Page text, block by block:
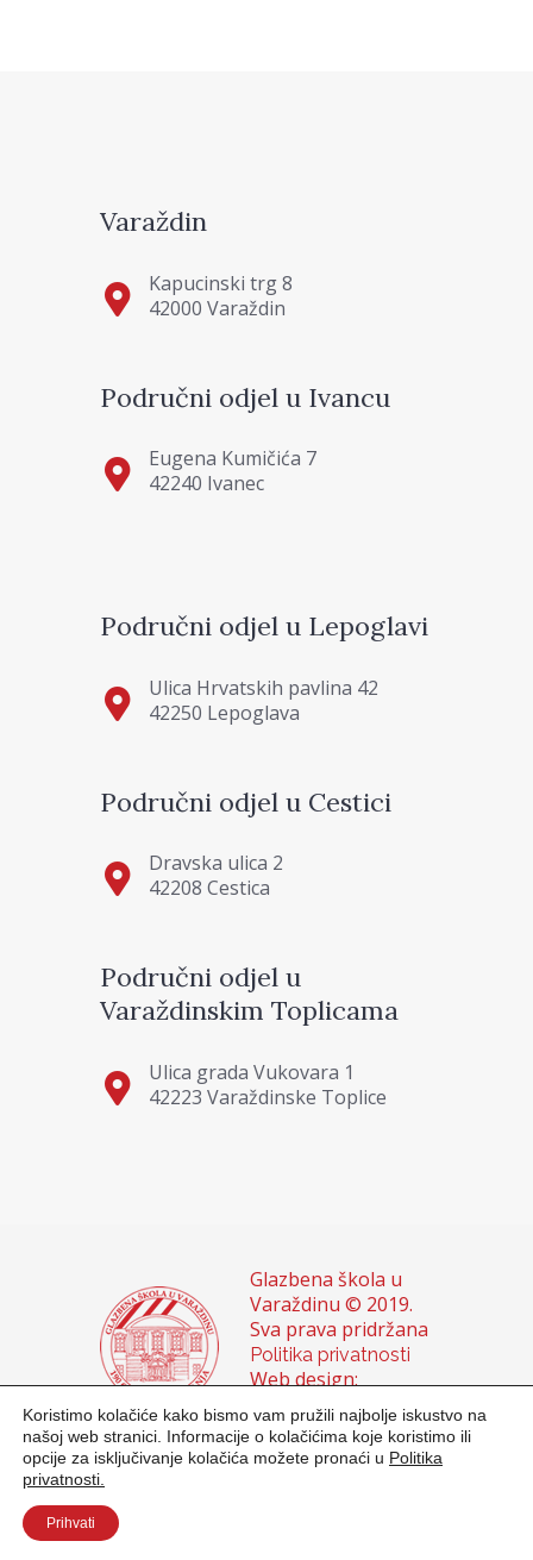
Varaždin
Kapucinski trg 8
42000 Varaždin
Područni odjel u Ivancu
Eugena Kumičića 7
42240 Ivanec
Područni odjel u Lepoglavi
Ulica Hrvatskih pavlina 42
42250 Lepoglava
Područni odjel u Cestici
Dravska ulica 2
42208 Cestica
Područni odjel u
Varaždinskim Toplicama
Ulica grada Vukovara 1
42223 Varaždinske Toplice
Glazbena škola u
Varaždinu © 2019.
Sva prava pridržana
Politika privatnosti
Web design:
Domagoj Sigur &
Sanja Buhin
Koristimo kolačiće kako bismo vam pružili najbolje iskustvo na
našoj web stranici. Informacije o kolačićima koje koristimo ili
opcije za isključivanje kolačića možete pronaći u Politika
privatnosti.
Prihvati